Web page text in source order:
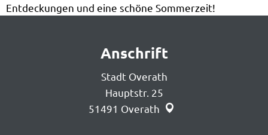
Entdeckungen und eine schöne Sommerzeit!
Anschrift
Stadt Overath
Hauptstr. 25
51491 Overath